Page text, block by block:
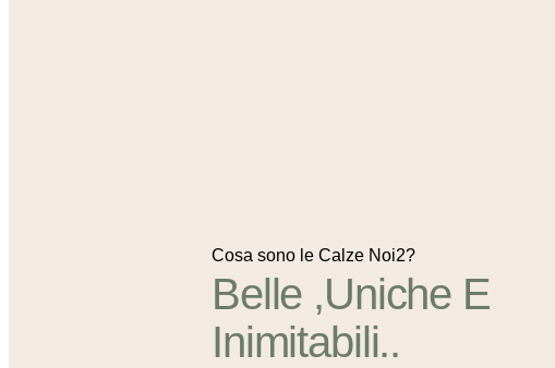
Cosa sono le Calze Noi2?
Belle ,uniche E
Inimitabili..